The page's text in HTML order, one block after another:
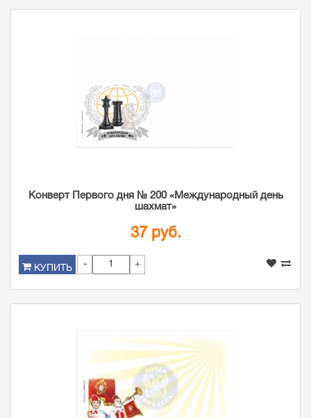
Конверт Первого дня № 200 «Международный день
шахмат»
37 руб.
КУПИТЬ - +